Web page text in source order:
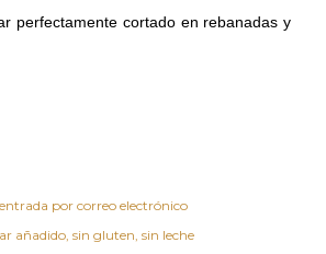
perfectamente cortado en rebanadas y
por correo electrónico
añadido sin gluten sin leche